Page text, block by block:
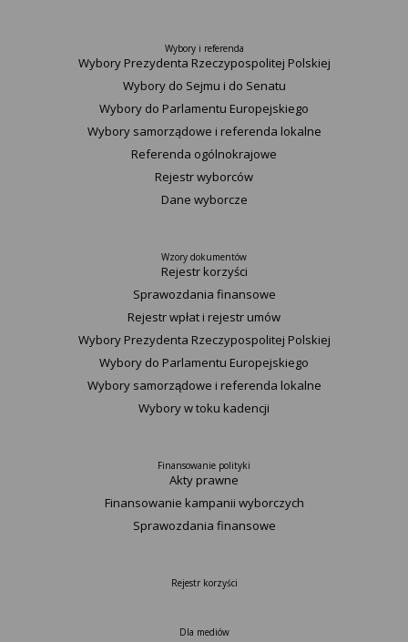
Wybory i referenda
Wybory Prezydenta Rzeczypospolitej Polskiej
Wybory do Sejmu i do Senatu
Wybory do Parlamentu Europejskiego
Wybory samorządowe i referenda lokalne
Referenda ogólnokrajowe
Rejestr wyborców
Dane wyborcze
Wzory dokumentów
Rejestr korzyści
Sprawozdania finansowe
Rejestr wpłat i rejestr umów
Wybory Prezydenta Rzeczypospolitej Polskiej
Wybory do Parlamentu Europejskiego
Wybory samorządowe i referenda lokalne
Wybory w toku kadencji
Finansowanie polityki
Akty prawne
Finansowanie kampanii wyborczych
Sprawozdania finansowe
Rejestr korzyści
Dla mediów